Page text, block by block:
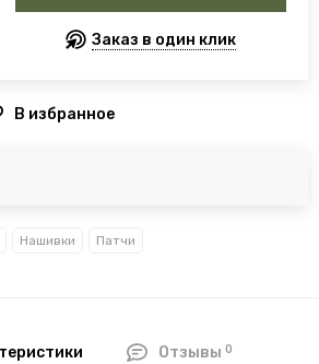
Заказ в один клик
В избранное
Нашивки Патчи
Отзывы 0